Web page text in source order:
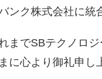
ンク株式会社に統
までSBテクノロ
に心より御礼申し